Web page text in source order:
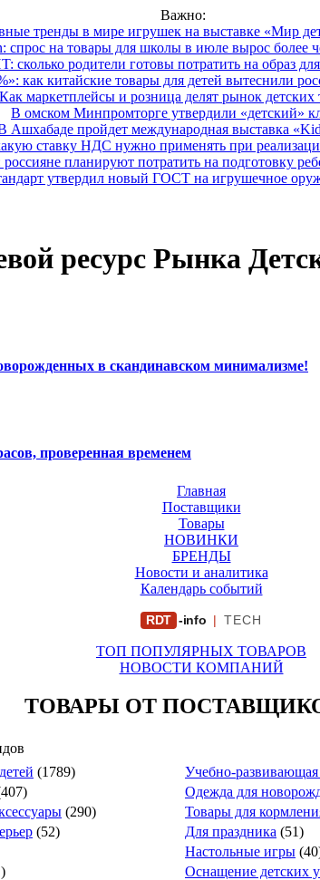
Важно:
тренды в мире игрушек на выставке «Мир
спрос на товары для школы в июле вырос более
сколько родители готовы потратить на образ
как китайские товары для детей вытеснили
Как маркетплейсы и розница делят рынок детских
В омском Минпромторге утвердили «детский»
Ашхабаде пройдет международная выставка
ставку НДС нужно применять при
планируют потратить на подготовку
утвердил новый ГОСТ на игрушечное
ресурс Рынка
в скандинавском минимализме!
проверенная временем
Главная
Поставщики
Товары
НОВИНКИ
БРЕНДЫ
Новости и аналитика
Календарь событий
RDT -info | TECH
ТОП ПОПУЛЯРНЫХ ТОВАРОВ
НОВОСТИ КОМПАНИЙ
ТОВАРЫ ОТ
(1789) Учебно-
Одежда для
(290) Товары для
(52) Для праздника (51)
Настольные игры
Оснащение детских